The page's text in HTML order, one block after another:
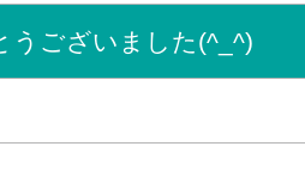
うございました(^_^)